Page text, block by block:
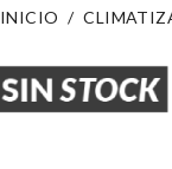
INICIO